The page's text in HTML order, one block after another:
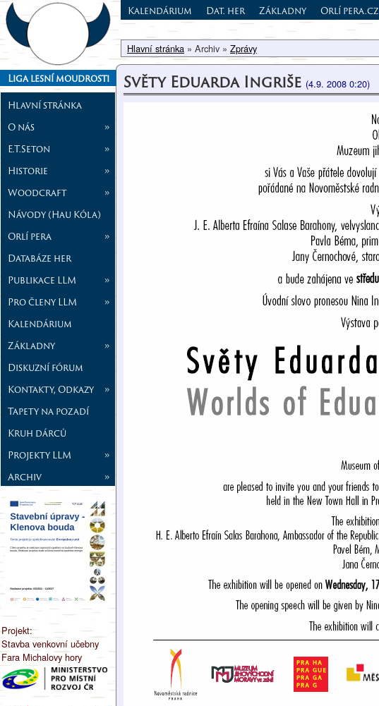
Liga lesní moudrosti
Hlavní stránka
O nás
»
E.T.Seton
»
Historie
»
Woodcraft
»
Návody (Hau Kóla)
Orlí pera
»
Databáze her
Publikace LLM
»
Pro členy LLM
»
Kalendárium
Základny
»
Diskuzní fórum
Kontakty, Odkazy
»
Tapety na pozadí
Kruh dárců
Projekty LLM
»
Archiv
»
Projekt:
Stavba venkovní učebny
Fara Michalovy hory
Kalendárium Dat. her Základny Orlí pera.cz
Hlavní stránka » Archiv » Zprávy
Světy Eduarda Ingriše (4.9. 2008 0:20)